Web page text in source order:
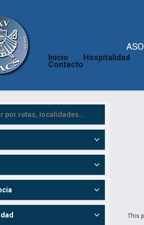
Inicio Hospitalidad
Contacto
This